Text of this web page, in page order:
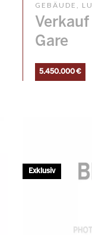
GEBÄUDE,
Gare
5.450.000 €
Exklusiv